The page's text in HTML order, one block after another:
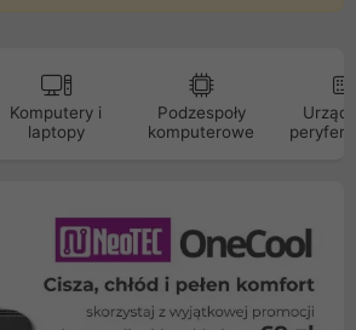
Komputery i
laptopy
Podzespoły
komputerowe